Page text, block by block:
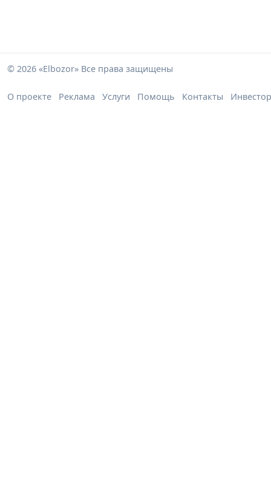
© 2026 «Elbozor» Все права защищены
О проекте Реклама Услуги Помощь Контакты